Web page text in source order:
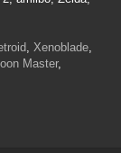
, Xenoblade,
Master,